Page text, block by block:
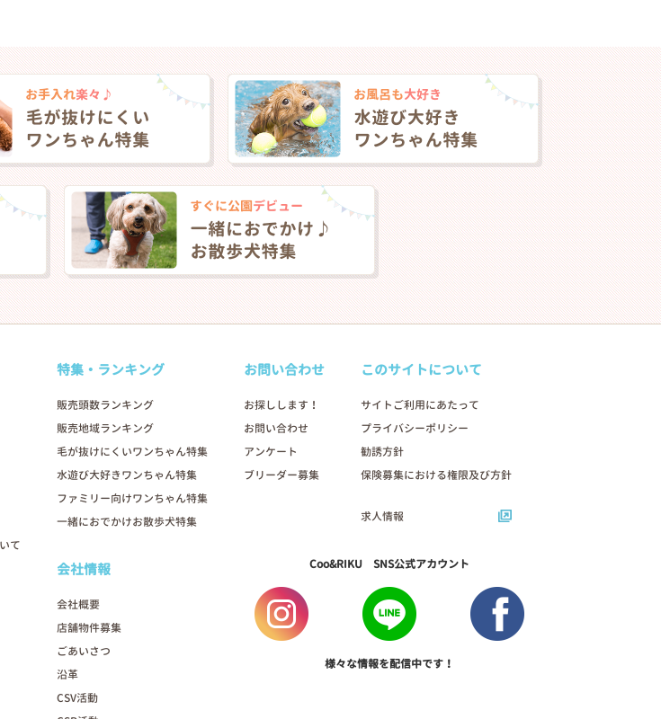
て
特集・ランキング
販売頭数ランキング
販売地域ランキング
毛が抜けにくいワンちゃん特集
水遊び大好きワンちゃん特集
ファミリー向けワンちゃん特集
一緒におでかけお散歩犬特集
会社情報
会社概要
店舗物件募集
ごあいさつ
沿革
CSV活動
お問い合わせ
お探しします！
お問い合わせ
アンケート
ブリーダー募集
このサイトについて
サイトご利用にあたって
プライバシーポリシー
勧誘方針
保険募集における権限及び方針
求人情報
Coo&RIKU SNS公式アカウント
様々な情報を配信中です！